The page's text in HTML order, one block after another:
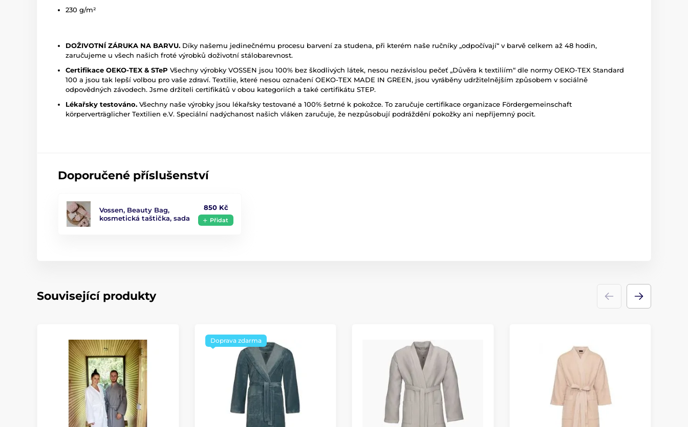
230 g/m²
DOŽIVOTNÍ ZÁRUKA NA BARVU. Díky našemu jedinečnému procesu barvení za studena, při kterém naše ručníky „odpočívají“ v barvě celkem až 48 hodin,
zaručujeme u všech našich froté výrobků doživotní stálobarevnost.
Certifikace OEKO-TEX & STeP Všechny výrobky VOSSEN jsou 100% bez škodlivých látek, nesou nezávislou pečeť „Důvěra k textiliím“ dle normy OEKO-TEX Standard
100 a jsou tak lepší volbou pro vaše zdraví. Textilie, které nesou označení OEKO-TEX MADE IN GREEN, jsou vyráběny udržitelnějším způsobem v sociálně
odpovědných závodech. Jsme držiteli certifikátů v obou kategoriích a také certifikátu STEP.
Lékařsky testováno. Všechny naše výrobky jsou lékařsky testované a 100% šetrné k pokožce. To zaručuje certifikace organizace Fördergemeinschaft
körperverträglicher Textilien e.V. Speciální nadýchanost našich vláken zaručuje, že nezpůsobují podráždění pokožky ani nepříjemný pocit.
Doporučené příslušenství
Vossen, Beauty Bag,
kosmetická taštička, sada
850 Kč
Přidat
Související produkty
Doprava zdarma